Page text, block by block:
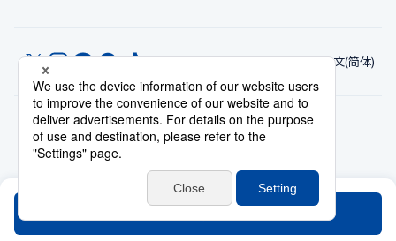
中文(简体)
© Toyoko Inn Co., Ltd.
隐私设置隐私保护政策根据特定商业交易法的标示网站政策
账号使用条款持卡会员条款